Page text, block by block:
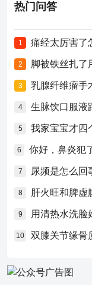
热门问答
1 痛经太厉害了
2 脚被铁丝扎了
3 乳腺纤维瘤手
4 生脉饮口服液
5 我家宝宝才四
6
7 尿频是怎么回
8 肝火旺和脾虚
9 用清热水洗脸
10 双膝关节缘骨